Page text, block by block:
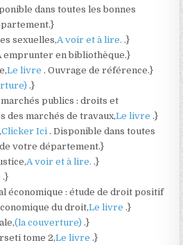
dans toutes les bonnes
sexuelles,A voir et à lire..}
emprunter en bibliothèque.}
Le livre. Ouvrage de référence.}
.}
publics : droits et
des marchés de travaux,Le livre.}
Clicker Ici. Disponible dans toutes
votre département.}
A voir et à lire..}
.}
économique : étude de droit positif
du droit,Le livre.}
(la couverture).}
tome 2,Le livre.}